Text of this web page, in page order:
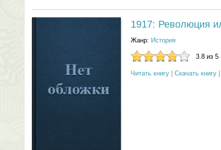
1917: Революция
Жанр: История
3.8 из 5
Читать книгу Скачать книгу